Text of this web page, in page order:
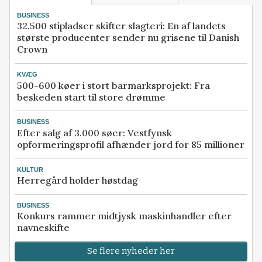
BUSINESS
32.500 stipladser skifter slagteri: En af landets
største producenter sender nu grisene til Danish
Crown
KVÆG
500-600 køer i stort barmarksprojekt: Fra
beskeden start til store drømme
BUSINESS
Efter salg af 3.000 søer: Vestfynsk
opformeringsprofil afhænder jord for 85 millioner
KULTUR
Herregård holder høstdag
BUSINESS
Konkurs rammer midtjysk maskinhandler efter
navneskifte
Se flere nyheder her